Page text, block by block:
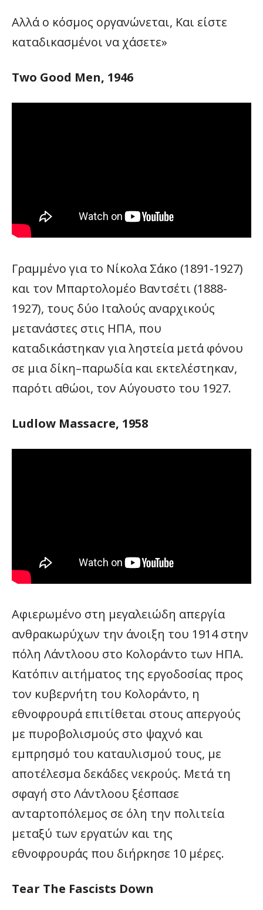
Αλλά ο κόσμος οργανώνεται, Και είστε
καταδικασμένοι να χάσετε»
Two Good Men, 1946
Γραμμένο για το Νίκολα Σάκο (1891-1927)
και τον Μπαρτολομέο Βαντσέτι (1888-
1927), τους δύο Ιταλούς αναρχικούς
μετανάστες στις ΗΠΑ, που
καταδικάστηκαν για ληστεία μετά φόνου
σε μια δίκη–παρωδία και εκτελέστηκαν,
παρότι αθώοι, τον Αύγουστο του 1927.
Ludlow Massacre, 1958
Αφιερωμένο στη μεγαλειώδη απεργία
ανθρακωρύχων την άνοιξη του 1914 στην
πόλη Λάντλοου στο Κολοράντο των ΗΠΑ.
Κατόπιν αιτήματος της εργοδοσίας προς
τον κυβερνήτη του Κολοράντο, η
εθνοφρουρά επιτίθεται στους απεργούς
με πυροβολισμούς στο ψαχνό και
εμπρησμό του καταυλισμού τους, με
αποτέλεσμα δεκάδες νεκρούς. Μετά τη
σφαγή στο Λάντλοου ξέσπασε
ανταρτοπόλεμος σε όλη την πολιτεία
μεταξύ των εργατών και της
εθνοφρουράς που διήρκησε 10 μέρες.
Tear The Fascists Down